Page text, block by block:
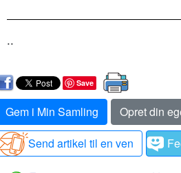
..
Save
Gem i Min Samling
Opret din
Send artikel til en ven